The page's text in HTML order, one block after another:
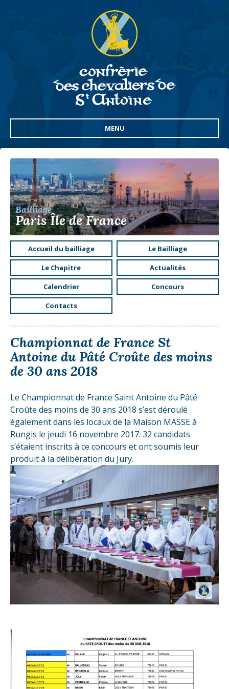
MENU
Bailliage
Paris Île de France
Accueil du bailliage Le Bailliage
Le Chapitre Actualités
Calendrier Concours
Contacts
Championnat de France St
Antoine du Pâté Croûte des moins
de 30 ans 2018
Le Championnat de France Saint Antoine du Pâté
Croûte des moins de 30 ans 2018 s’est déroulé
également dans les locaux de la Maison MASSE à
Rungis le jeudi 16 novembre 2017. 32 candidats
s’étaient inscrits à ce concours et ont soumis leur
produit à la délibération du Jury.